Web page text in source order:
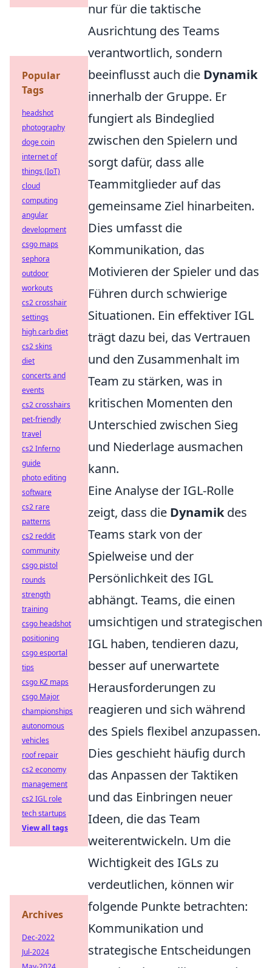
nur für die taktische
Ausrichtung des Teams
verantwortlich, sondern
beeinflusst auch die Dynamik
innerhalb der Gruppe. Er
fungiert als Bindeglied
zwischen den Spielern und
sorgt dafür, dass alle
Teammitglieder auf das
gemeinsame Ziel hinarbeiten.
Dies umfasst die
Kommunikation, das
Motivieren der Spieler und das
Führen durch schwierige
Situationen. Ein effektiver IGL
trägt dazu bei, das Vertrauen
und den Zusammenhalt im
Team zu stärken, was in
kritischen Momenten den
Unterschied zwischen Sieg
und Niederlage ausmachen
kann.
Eine Analyse der IGL-Rolle
zeigt, dass die Dynamikdes
Teams stark von der
Spielweise und der
Persönlichkeit des IGL
abhängt. Teams, die einen
umsichtigen und strategischen
IGL haben, tendieren dazu,
besser auf unerwartete
Herausforderungen zu
reagieren und sich während
des Spiels flexibel anzupassen.
Dies geschieht häufig durch
das Anpassen der Taktiken
und das Einbringen neuer
Ideen, die das Team
weiterentwickeln. Um die
Wichtigkeit des IGLs zu
verdeutlichen, können wir
folgende Punkte betrachten:
Kommunikation und
strategische Entscheidungen
Popular
Tags
headshot
photography
doge coin
internet of
things (IoT)
cloud
computing
angular
development
csgo maps
sephora
outdoor
workouts
cs2 crosshair
settings
high carb diet
cs2 skins
diet
concerts and
events
cs2 crosshairs
pet-friendly
travel
cs2 Inferno
guide
photo editing
software
cs2 rare
patterns
cs2 reddit
community
csgo pistol
rounds
strength
training
csgo headshot
positioning
csgo esportal
tips
csgo KZ maps
csgo Major
championships
autonomous
vehicles
roof repair
cs2 economy
management
cs2 IGL role
tech startups
View all tags
Archives
Dec-2022
Jul-2024